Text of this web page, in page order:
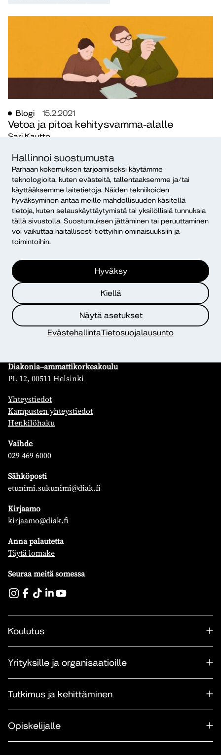
Hallinnoi suostumusta
Parhaan kokemuksen tarjoamiseksi käytämme
teknologioita, kuten evästeitä, tallentaaksemme ja/tai
käyttääksemme laitetietoja. Näiden tekniikoiden
hyväksyminen antaa meille mahdollisuuden käsitellä
tietoja, kuten selauskäyttäytymistä tai yksilöllisiä tunnuksia
tällä sivustolla. Suostumuksen jättäminen tai peruuttaminen
voi vaikuttaa haitallisesti tiettyihin ominaisuuksiin ja
toimintoihin.
Hyväksy
Kiellä
Näytä asetukset
EvästehallintaTietosuojalausunto
Blogi 15.2.2021
Vetoa ja pitoa kehitysvamma-alalle
Sari Kautto
Dialogi
Diakonia-ammattikorkeakoulu
PL 12, 00511 Helsinki
Diakonia–ammattikorkeakoulu
PL 12, 00511 Helsinki
Yhteystiedot
Kampusten yhteystiedot
Henkilöhaku
Vaihde
029 469 6000
Sähköposti
etunimi.sukunimi@diak.fi
Kirjaamo
kirjaamo@diak.fi
Anna palautetta
Täytä lomake
Seuraa meitä somessa
Koulutus
Yrityksille ja organisaatioille
Tutkimus ja kehittäminen
Opiskelijalle